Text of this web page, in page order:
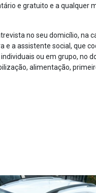
e gratuito e a qualquer
no seu domicílio, na
e a assistente social, que
ou em grupo, no
alimentação,